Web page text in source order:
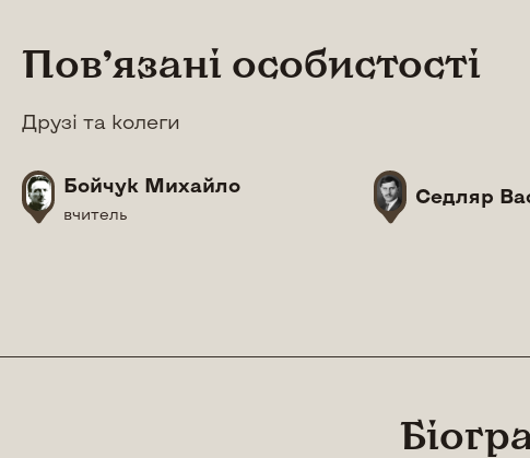
Повʼязані особистості
Друзі та колеги
Бойчук Михайло
вчитель
Седляр